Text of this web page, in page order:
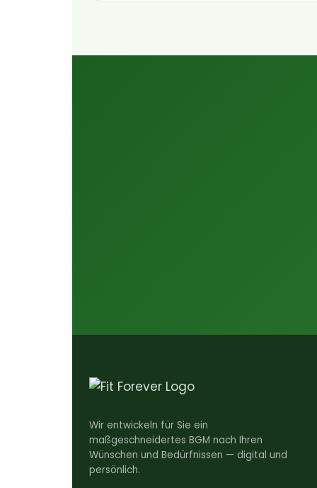
Wir entwickeln für Sie ein
maßgeschneidertes BGM nach Ihren
Wünschen und Bedürfnissen — digital und
persönlich.